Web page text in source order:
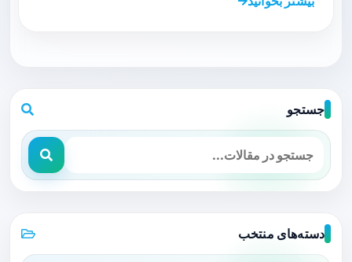
جستجو
دسته‌های منتخب